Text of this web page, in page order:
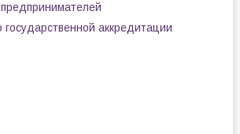
государственной аккредитации